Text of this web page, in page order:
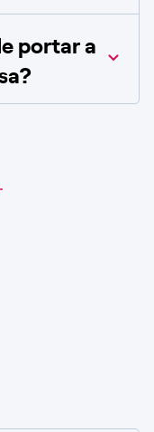
portar a